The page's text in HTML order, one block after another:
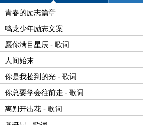
青春的励志篇章
鸣龙少年励志文案
愿你满目星辰 - 歌词
人间始末
你是我捡到的光 - 歌词
你总要学会往前走 - 歌词
离别开出花 - 歌词